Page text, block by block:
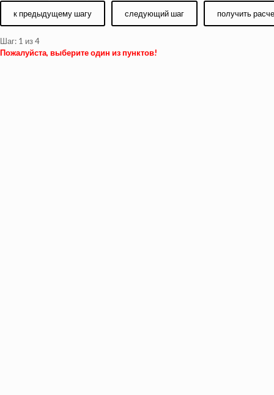
к предыдущему шагу
следующий шаг получить
Шаг: 1 из 4
Пожалуйста, выберите один из пунктов!